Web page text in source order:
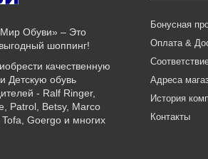
Обуви» – Это
шоппинг!
качественную
Детскую обувь
- Ralf Ringer,
Patrol, Betsy, Marco
Goergo и многих
Бонусная
Оплата &
Адреса
История
Контакты